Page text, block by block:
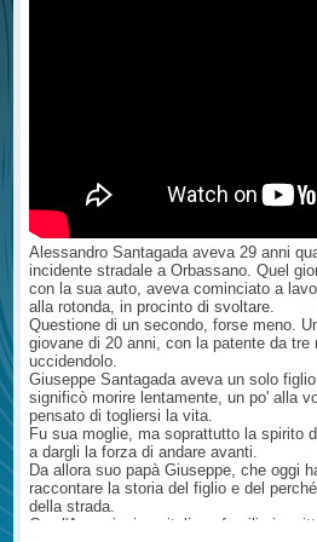
Cordiali Saluti Avv.
Incardona legale della
Avvocato Cassazionista
conversazione ( da lui
confermato) ed è
ucciso mio padre per la
volta. Volevo sapere se
fare qualcosa contro
sentenza iniqua ed
mio padre e per noi? ...
obblighi nei confronti del
sono inderogabili. Certo
ipotizzo) le è stato
acconto ( con relativo
parcella) e l'avvocato sta
procedendo giudizialmente
maggior danno. In questa
tempi lunghi, nonostante
ok, è la norma. E non
dall'Avvocato. Mi faccia
Cordialmente Avv.
Incardona ( fiduciario
Palermo e Milano) legale
A.I.F.V.S.- sede di
- Avvocato Cassazionista
Alessandro Santagada aveva 29 anni
incidente stradale a Orbassano. Quel
con la sua auto, aveva cominciato a
alla rotonda, in procinto di svoltare.
Questione di un secondo, forse meno.
giovane di 20 anni, con la patente da tre
uccidendolo.
Giuseppe Santagada aveva un solo
significò morire lentamente, un po' alla
pensato di togliersi la vita.
Fu sua moglie, ma soprattutto la spirito
a dargli la forza di andare avanti.
Da allora suo papà Giuseppe, che oggi
raccontare la storia del figlio e del
della strada.
Con l'Associazione italiana familiari e